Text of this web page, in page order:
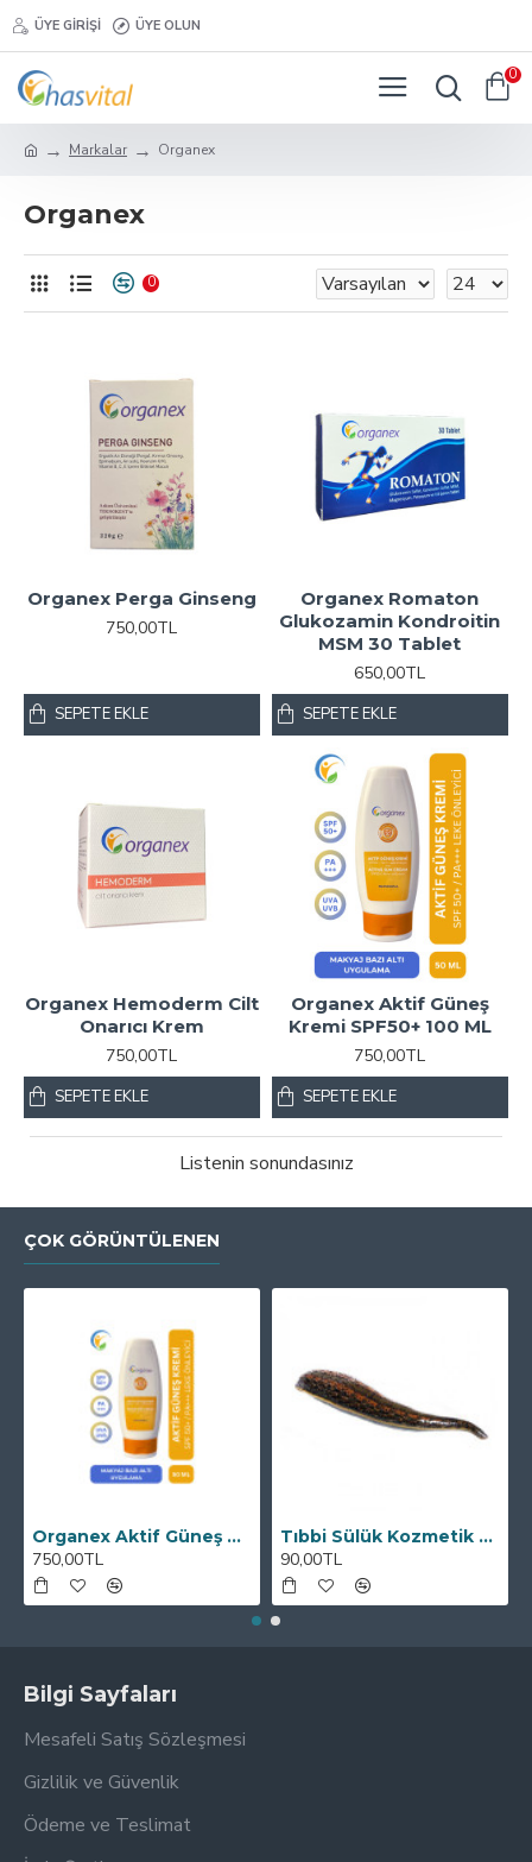
ÜYE GIRIŞI ÜYE OLUN
0
Markalar Organex
Organex
0
Organex Perga Ginseng
750,00TL
SEPETE EKLE
Organex Romaton
Glukozamin Kondroitin
MSM 30 Tablet
650,00TL
SEPETE EKLE
Organex Hemoderm Cilt
Onarıcı Krem
750,00TL
SEPETE EKLE
Organex Aktif Güneş
Kremi SPF50+ 100 ML
750,00TL
SEPETE EKLE
Listenin sonundasınız
ÇOK GÖRÜNTÜLENEN
Organex Aktif Güneş Kremi SPF50+ 100 ML
750,00TL
Tıbbi Sülük Kozmetik Boy
90,00TL
Bilgi Sayfaları
Mesafeli Satış Sözleşmesi
Gizlilik ve Güvenlik
Ödeme ve Teslimat